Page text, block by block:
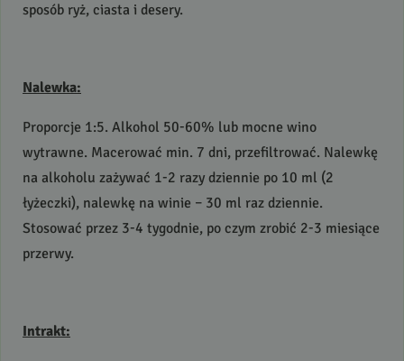
sposób ryż, ciasta i desery.
Nalewka:
Proporcje 1:5. Alkohol 50-60% lub mocne wino
wytrawne. Macerować min. 7 dni, przefiltrować. Nalewkę
na alkoholu zażywać 1-2 razy dziennie po 10 ml (2
łyżeczki), nalewkę na winie – 30 ml raz dziennie.
Stosować przez 3-4 tygodnie, po czym zrobić 2-3 miesiące
przerwy.
Intrakt: